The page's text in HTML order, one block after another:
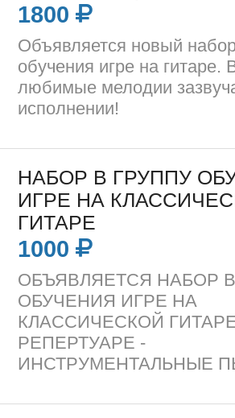
1800
Объявляется новый
обучения игре на гитаре.
любимые мелодии
исполнении!
НАБОР В ГРУППУ
ИГРЕ НА
ГИТАРЕ
1000
ОБЪЯВЛЯЕТСЯ НАБОР
ОБУЧЕНИЯ ИГРЕ НА
КЛАССИЧЕСКОЙ
РЕПЕРТУАРЕ -
ИНСТРУМЕНТАЛЬНЫЕ